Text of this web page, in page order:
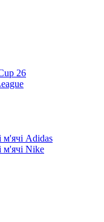
26
м'ячі Adidas
м'ячі Nike